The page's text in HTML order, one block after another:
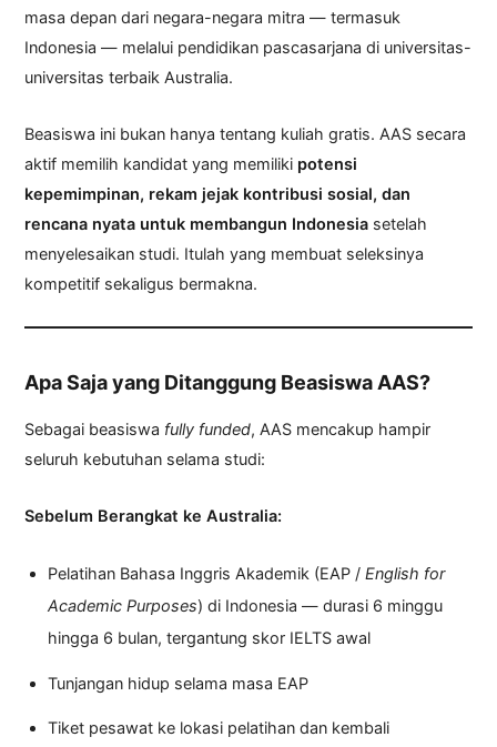
masa depan dari negara-negara mitra — termasuk
Indonesia — melalui pendidikan pascasarjana di universitas-
universitas terbaik Australia.
Beasiswa ini bukan hanya tentang kuliah gratis. AAS secara
aktif memilih kandidat yang memiliki potensi
kepemimpinan, rekam jejak kontribusi sosial, dan
rencana nyata untuk membangun Indonesia setelah
menyelesaikan studi. Itulah yang membuat seleksinya
kompetitif sekaligus bermakna.
Apa Saja yang Ditanggung Beasiswa AAS?
Sebagai beasiswa fully funded, AAS mencakup hampir
seluruh kebutuhan selama studi:
Sebelum Berangkat ke Australia:
Pelatihan Bahasa Inggris Akademik (EAP /English for
Academic Purposes) di Indonesia — durasi 6 minggu
hingga 6 bulan, tergantung skor IELTS awal
Tunjangan hidup selama masa EAP
Tiket pesawat ke lokasi pelatihan dan kembali